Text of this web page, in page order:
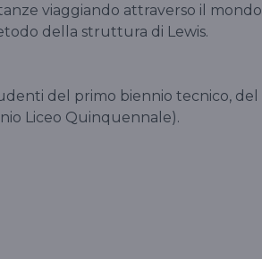
viaggiando attraverso il mondo
della struttura di Lewis.
del primo biennio tecnico, del
Liceo Quinquennale).